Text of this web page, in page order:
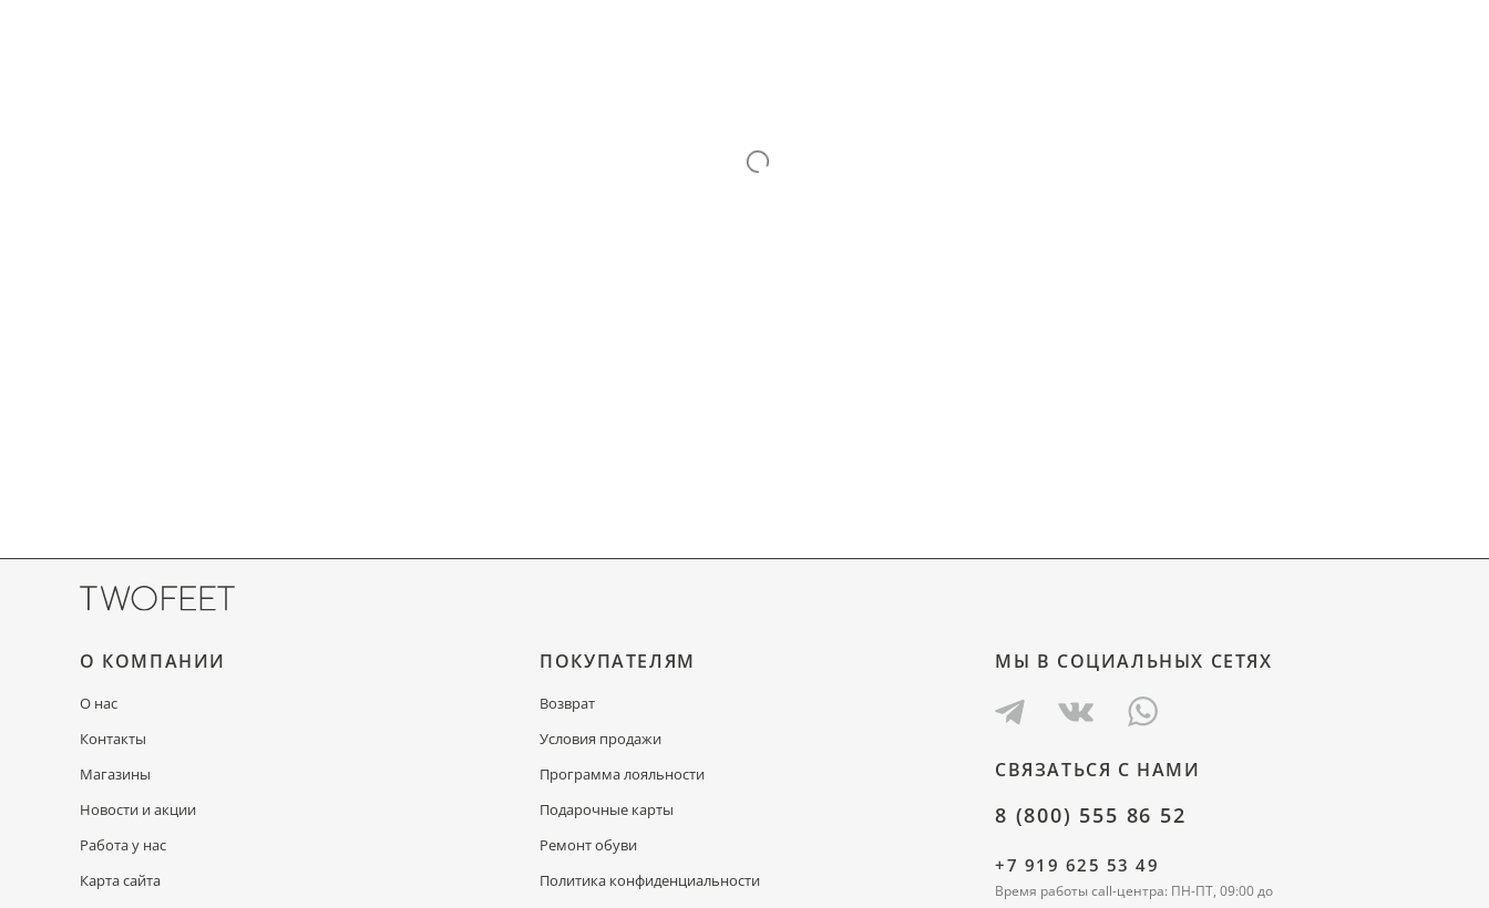
О КОМПАНИИ
О нас
Контакты
Магазины
Новости и акции
Работа у нас
Карта сайта
ПОКУПАТЕЛЯМ
Возврат
Условия продажи
Программа лояльности
Подарочные карты
Ремонт обуви
Политика конфиденциальности
МЫ В СОЦИАЛЬНЫХ СЕТЯХ
СВЯЗАТЬСЯ С НАМИ
8 (800) 555 86 52
+7 919 625 53 49
Время работы call-центра: ПН-ПТ, 09:00 до